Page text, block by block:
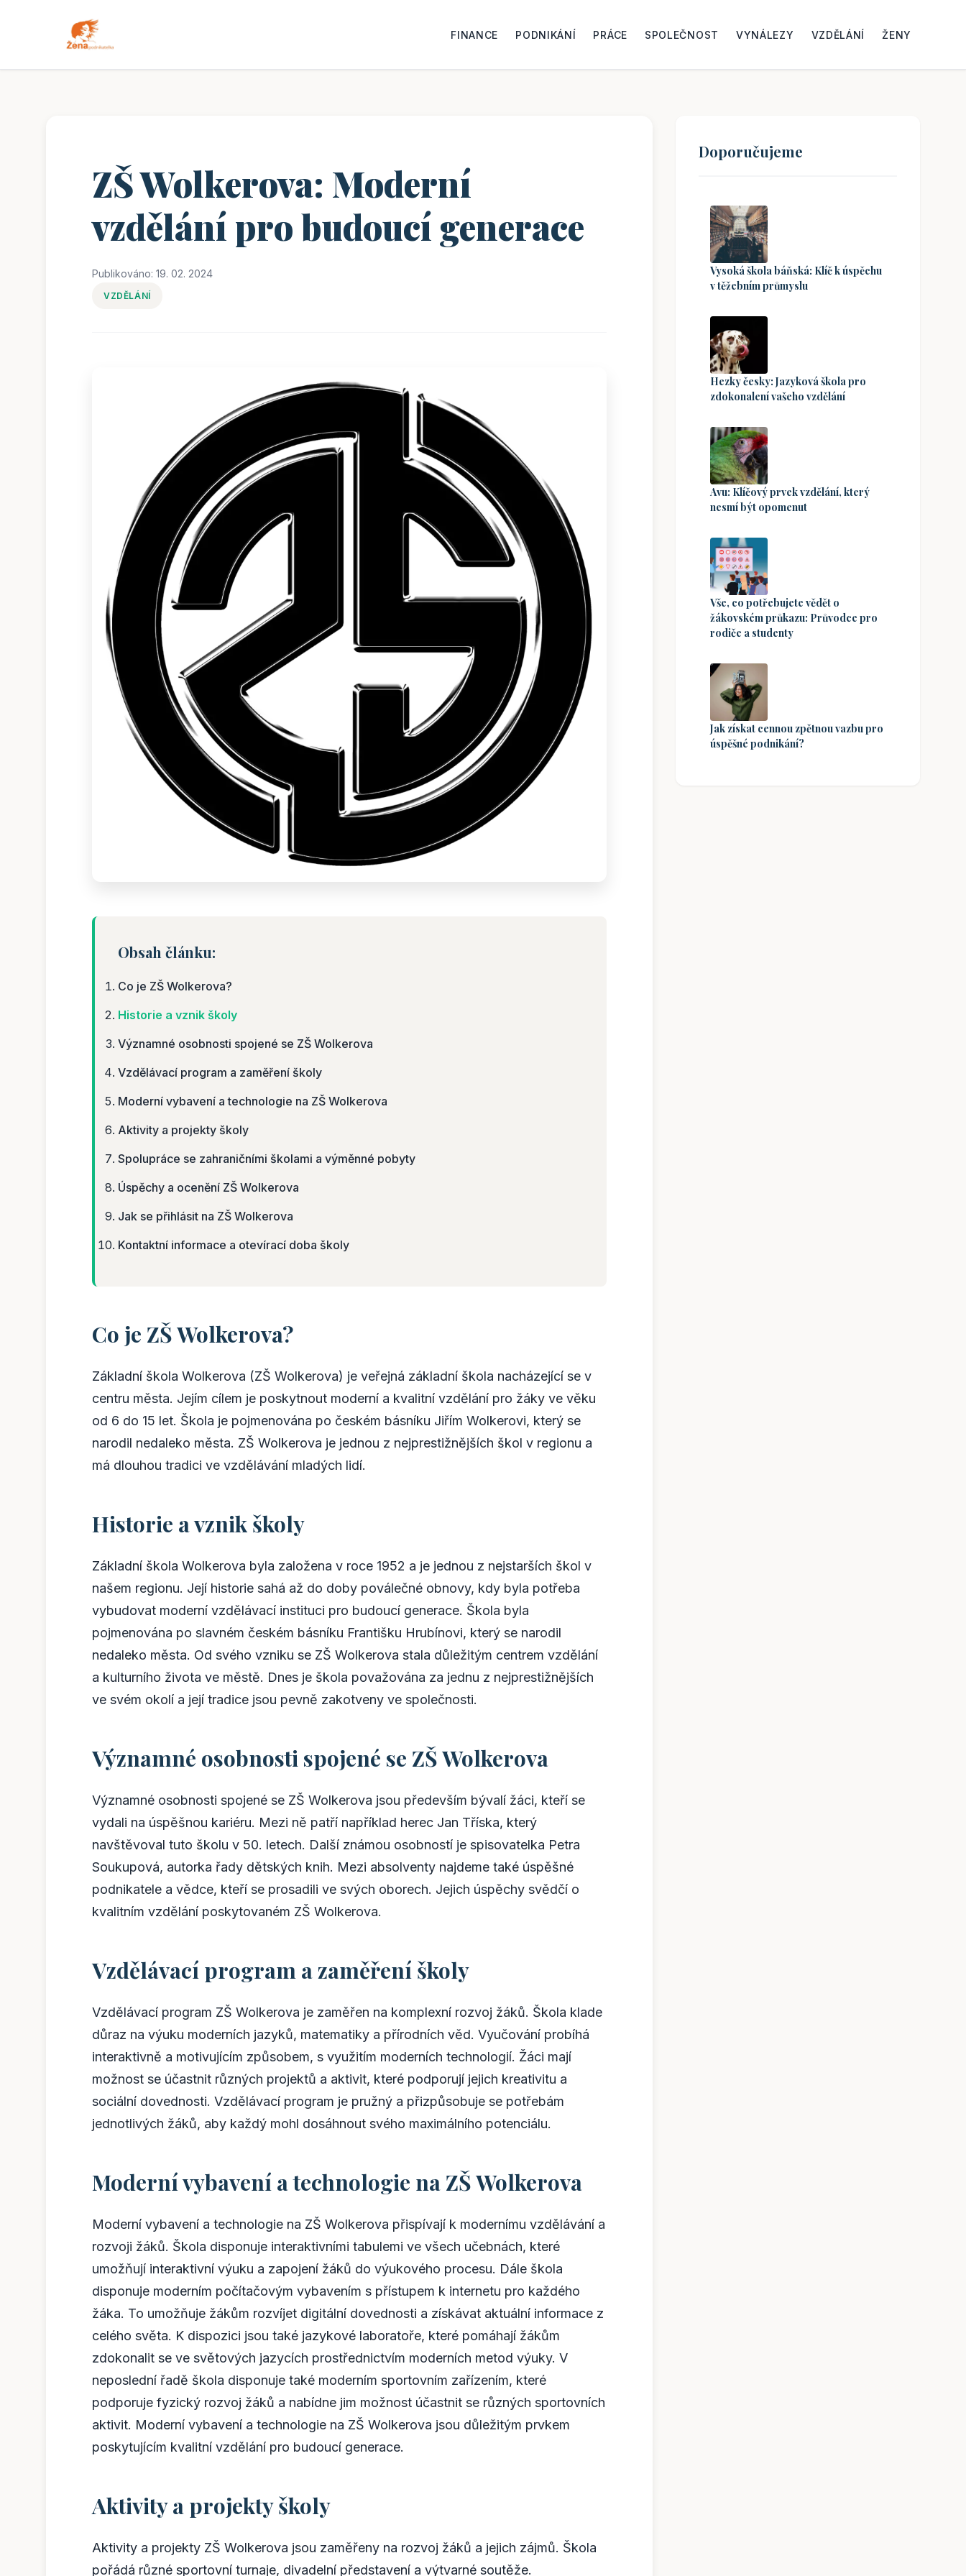
FINANCE PODNIKÁNÍ PRÁCE SPOLEČNOST VYNÁLEZY VZDĚLÁNÍ ŽENY
ZŠ Wolkerova: Moderní
vzdělání pro budoucí generace
Publikováno: 19. 02. 2024
VZDĚLÁNÍ
Obsah článku:
Co je ZŠ Wolkerova?
Historie a vznik školy
Významné osobnosti spojené se ZŠ Wolkerova
Vzdělávací program a zaměření školy
Moderní vybavení a technologie na ZŠ Wolkerova
Aktivity a projekty školy
Spolupráce se zahraničními školami a výměnné pobyty
Úspěchy a ocenění ZŠ Wolkerova
Jak se přihlásit na ZŠ Wolkerova
Kontaktní informace a otevírací doba školy
Co je ZŠ Wolkerova?
Základní škola Wolkerova (ZŠ Wolkerova) je veřejná základní škola nacházející se v
centru města. Jejím cílem je poskytnout moderní a kvalitní vzdělání pro žáky ve věku
od 6 do 15 let. Škola je pojmenována po českém básníku Jiřím Wolkerovi, který se
narodil nedaleko města. ZŠ Wolkerova je jednou z nejprestižnějších škol v regionu a
má dlouhou tradici ve vzdělávání mladých lidí.
Historie a vznik školy
Základní škola Wolkerova byla založena v roce 1952 a je jednou z nejstarších škol v
našem regionu. Její historie sahá až do doby poválečné obnovy, kdy byla potřeba
vybudovat moderní vzdělávací instituci pro budoucí generace. Škola byla
pojmenována po slavném českém básníku Františku Hrubínovi, který se narodil
nedaleko města. Od svého vzniku se ZŠ Wolkerova stala důležitým centrem vzdělání
a kulturního života ve městě. Dnes je škola považována za jednu z nejprestižnějších
ve svém okolí a její tradice jsou pevně zakotveny ve společnosti.
Významné osobnosti spojené se ZŠ Wolkerova
Významné osobnosti spojené se ZŠ Wolkerova jsou především bývalí žáci, kteří se
vydali na úspěšnou kariéru. Mezi ně patří například herec Jan Tříska, který
navštěvoval tuto školu v 50. letech. Další známou osobností je spisovatelka Petra
Soukupová, autorka řady dětských knih. Mezi absolventy najdeme také úspěšné
podnikatele a vědce, kteří se prosadili ve svých oborech. Jejich úspěchy svědčí o
kvalitním vzdělání poskytovaném ZŠ Wolkerova.
Vzdělávací program a zaměření školy
Vzdělávací program ZŠ Wolkerova je zaměřen na komplexní rozvoj žáků. Škola klade
důraz na výuku moderních jazyků, matematiky a přírodních věd. Vyučování probíhá
interaktivně a motivujícím způsobem, s využitím moderních technologií. Žáci mají
možnost se účastnit různých projektů a aktivit, které podporují jejich kreativitu a
sociální dovednosti. Vzdělávací program je pružný a přizpůsobuje se potřebám
jednotlivých žáků, aby každý mohl dosáhnout svého maximálního potenciálu.
Moderní vybavení a technologie na ZŠ Wolkerova
Moderní vybavení a technologie na ZŠ Wolkerova přispívají k modernímu vzdělávání a
rozvoji žáků. Škola disponuje interaktivními tabulemi ve všech učebnách, které
umožňují interaktivní výuku a zapojení žáků do výukového procesu. Dále škola
disponuje moderním počítačovým vybavením s přístupem k internetu pro každého
žáka. To umožňuje žákům rozvíjet digitální dovednosti a získávat aktuální informace z
celého světa. K dispozici jsou také jazykové laboratoře, které pomáhají žákům
zdokonalit se ve světových jazycích prostřednictvím moderních metod výuky. V
neposlední řadě škola disponuje také moderním sportovním zařízením, které
podporuje fyzický rozvoj žáků a nabídne jim možnost účastnit se různých sportovních
aktivit. Moderní vybavení a technologie na ZŠ Wolkerova jsou důležitým prvkem
poskytujícím kvalitní vzdělání pro budoucí generace.
Aktivity a projekty školy
Aktivity a projekty ZŠ Wolkerova jsou zaměřeny na rozvoj žáků a jejich zájmů. Škola
pořádá různé sportovní turnaje, divadelní představení a výtvarné soutěže.
Doporučujeme
Vysoká škola báňská: Klíč k úspěchu
v těžebním průmyslu
Hezky česky: Jazyková škola pro
zdokonalení vašeho vzdělání
Avu: Klíčový prvek vzdělání, který
nesmí být opomenut
Vše, co potřebujete vědět o
žákovském průkazu: Průvodce pro
rodiče a studenty
Jak získat cennou zpětnou vazbu pro
úspěšné podnikání?